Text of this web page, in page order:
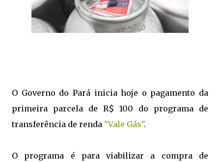
O Governo do Pará inicia hoje o pagamento da
primeira parcela de R$ 100 do programa de
transferência de renda "Vale Gás".
O programa é para viabilizar a compra de